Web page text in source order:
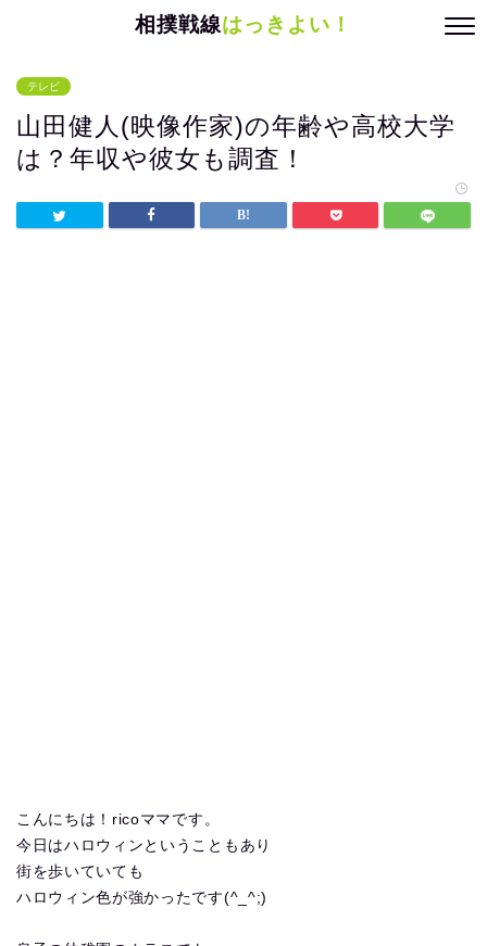
相撲戦線はっきよい！
テレビ
山田健人(映像作家)の年齢や高校大学
は？年収や彼女も調査！
こんにちは！ricoママです。
今日はハロウィンということもあり
街を歩いていても
ハロウィン色が強かったです(^_^;)